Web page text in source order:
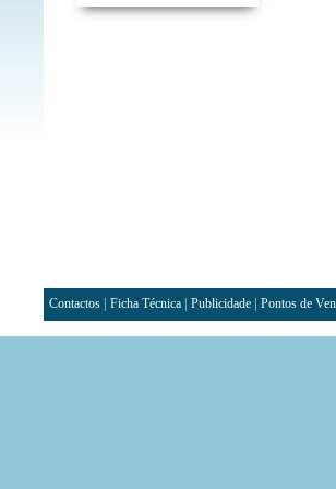
Contactos| Ficha Técnica| Publicidade| Pontos de